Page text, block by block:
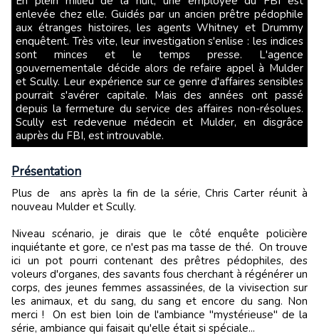
enlevée chez elle. Guidés par un ancien prêtre pédophile
aux étranges histoires, les agents Whitney et Drummy
enquêtent. Très vite, leur investigation s'enlise : les indices
sont minces et le temps presse. L'agence
gouvernementale décide alors de refaire appel à Mulder
et Scully. Leur expérience sur ce genre d'affaires sensibles
pourrait s'avérer capitale. Mais des années ont passé
depuis la fermeture du service des affaires non-résolues.
Scully est redevenue médecin et Mulder, en disgrâce
auprès du FBI, est introuvable.
Présentation
Plus de ans après la fin de la série, Chris Carter réunit à
nouveau Mulder et Scully.
Niveau scénario, je dirais que le côté enquête policière
inquiétante et gore, ce n'est pas ma tasse de thé. On trouve
ici un pot pourri contenant des prêtres pédophiles, des
voleurs d'organes, des savants fous cherchant à régénérer un
corps, des jeunes femmes assassinées, de la vivisection sur
les animaux, et du sang, du sang et encore du sang. Non
merci ! On est bien loin de l'ambiance "mystérieuse" de la
série, ambiance qui faisait qu'elle était si spéciale...